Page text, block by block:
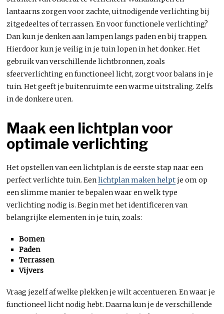
lantaarns zorgen voor zachte, uitnodigende verlichting bij
zitgedeeltes of terrassen. En voor functionele verlichting?
Dan kun je denken aan lampen langs paden en bij trappen.
Hierdoor kun je veilig in je tuin lopen in het donker. Het
gebruik van verschillende lichtbronnen, zoals
sfeerverlichting en functioneel licht, zorgt voor balans in je
tuin. Het geeft je buitenruimte een warme uitstraling. Zelfs
in de donkere uren.
Maak een lichtplan voor
optimale verlichting
Het opstellen van een lichtplan is de eerste stap naar een
perfect verlichte tuin. Eenlichtplan maken helpt je om op
een slimme manier te bepalen waar en welk type
verlichting nodig is. Begin met het identificeren van
belangrijke elementen in je tuin, zoals:
Bomen
Paden
Terrassen
Vijvers
Vraag jezelf af welke plekken je wilt accentueren. En waar je
functioneel licht nodig hebt. Daarna kun je de verschillende